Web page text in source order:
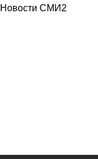
до 20 тысяч
Россиянам
Новости СМИ2